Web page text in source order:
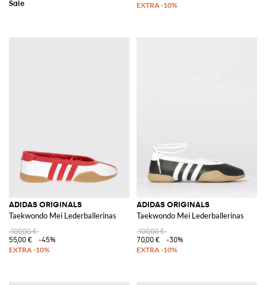
ADIDAS ORIGINALS
Taekwondo Mei Lederballerinas
100,00 €
55,00 €
-45%
ADIDAS ORIGINALS
Taekwondo Mei Lederballerinas
100,00 €
70,00 €
-30%